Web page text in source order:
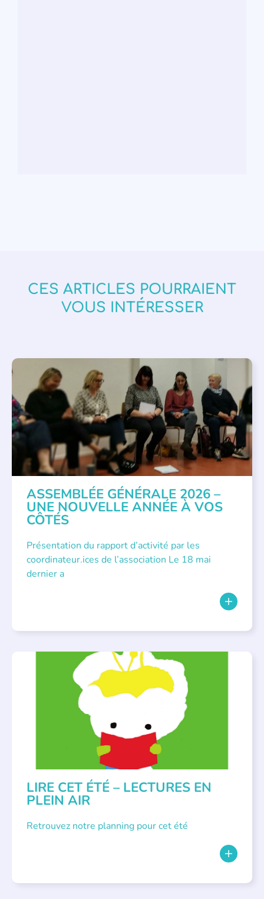
CES ARTICLES POURRAIENT
VOUS INTÉRESSER
APPEL À SOUTIEN , VIE DE L'ASSOCIATION
ASSEMBLÉE GÉNÉRALE 2026 –
UNE NOUVELLE ANNÉE À VOS
CÔTÉS
Présentation du rapport d’activité par les
coordinateur.ices de l’association Le 18 mai
dernier a
BIBLIOTHÈQUES ÉVÉNEMENTS , LECTURE INDIVIDUALISÉE
LITTÉRATURE JEUNESSE
LIRE CET ÉTÉ – LECTURES EN
PLEIN AIR
Retrouvez notre planning pour cet été